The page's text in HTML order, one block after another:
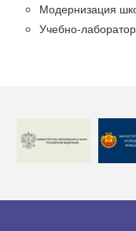
Модернизация
Учебно-